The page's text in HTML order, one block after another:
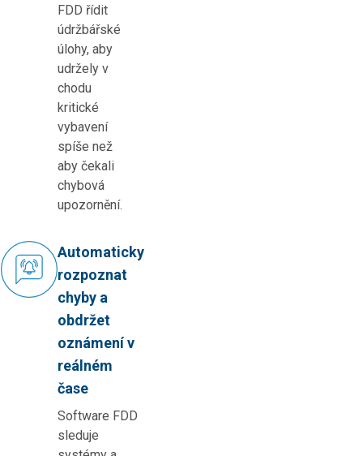
FDD řídit
údržbářské
úlohy, aby
udržely v
chodu
kritické
vybavení
spíše než
aby čekali
chybová
upozornění.
Automaticky
rozpoznat
chyby a
obdržet
oznámení v
reálném
čase
Software FDD
sleduje